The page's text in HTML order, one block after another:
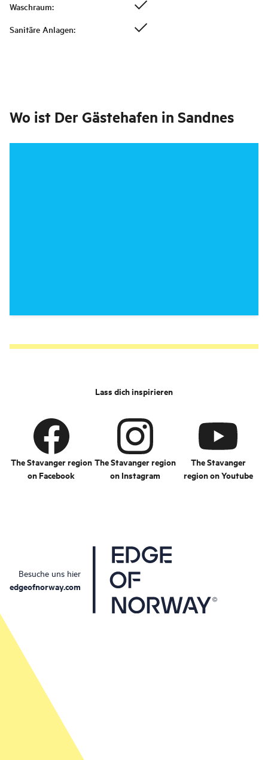
Waschraum:
Sanitäre Anlagen:
Wo ist Der Gästehafen in Sandnes
Lass dich inspirieren
The Stavanger region
on Facebook
The Stavanger region
on Instagram
The Stavanger
region on Youtube
Besuche uns hier
edgeofnorway.com